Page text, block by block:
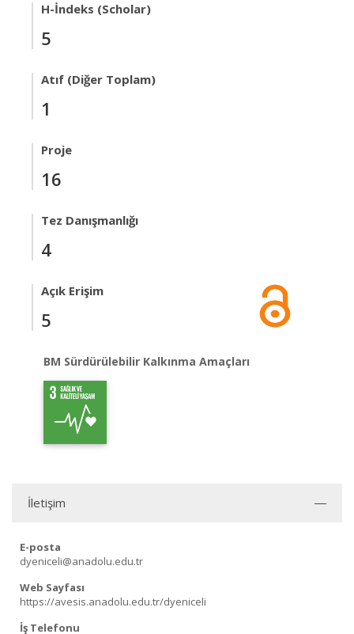
H-İndeks (Scholar)
5
Atıf (Diğer Toplam)
1
Proje
16
Tez Danışmanlığı
4
Açık Erişim
5
BM Sürdürülebilir Kalkınma Amaçları
İletişim
E-posta
dyeniceli@anadolu.edu.tr
Web Sayfası
https://avesis.anadolu.edu.tr/dyeniceli
İş Telefonu